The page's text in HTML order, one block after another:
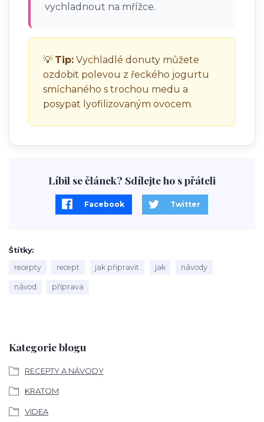
Kategorie blogu
RECEPTY A NÁVODY
KRATOM
VIDEA
vychladnout na mřížce.
💡 Tip: Vychladlé donuty můžete
ozdobit polevou z řeckého jogurtu
smíchaného s trochou medu a
posypat lyofilizovaným ovocem.
Líbil se článek? Sdílejte ho s přáteli
Facebook Twitter
Štítky
recepty
recept jak připravit jak návody
návod příprava